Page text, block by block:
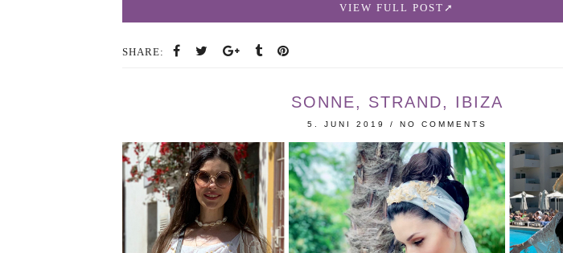
VIEW FULL POST
SHARE:
SONNE, STRAND, IBIZA
5. JUNI 2019 / NO COMMENTS